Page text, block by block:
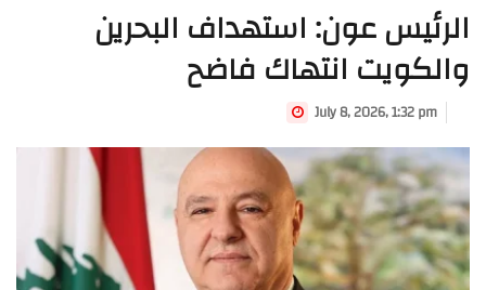
الرئيس عون: استهداف البحرين
والكويت انتهاك فاضح
July 8, 2026, 1:32 pm